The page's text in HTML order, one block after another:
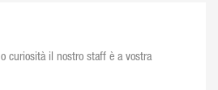
curiosità il nostro staff è a vostra